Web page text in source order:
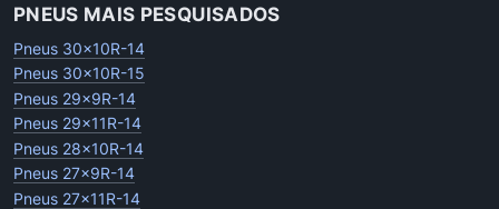
PNEUS MAIS PESQUISADOS
Pneus 30x10R-14
Pneus 30x10R-15
Pneus 29x9R-14
Pneus 29x11R-14
Pneus 28x10R-14
Pneus 27x9R-14
Pneus 27x11R-14